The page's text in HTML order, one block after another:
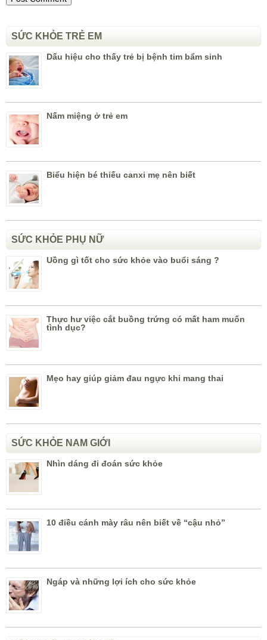
SỨC KHỎE TRẺ EM
Dấu hiệu cho thấy trẻ bị bệnh tim bẩm sinh
Nấm miệng ở trẻ em
Biểu hiện bé thiếu canxi mẹ nên biết
SỨC KHỎE PHỤ NỮ
Uồng gì tốt cho sức khỏe vào buổi sáng ?
Thực hư việc cắt buồng trứng có mất ham muốn
tình dục?
Mẹo hay giúp giảm đau ngực khi mang thai
SỨC KHỎE NAM GIỚI
Nhìn dáng đi đoán sức khỏe
10 điều cánh mày râu nên biết về “cậu nhỏ”
Ngáp và những lợi ích cho sức khỏe